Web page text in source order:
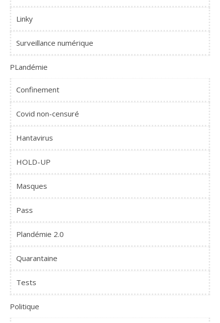
Linky
Surveillance numérique
PLandémie
Confinement
Covid non-censuré
Hantavirus
HOLD-UP
Masques
Pass
Plandémie 2.0
Quarantaine
Tests
Politique